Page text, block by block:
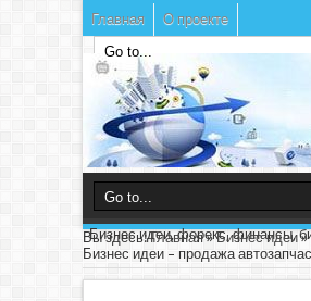
Главная О проекте
Бизнес идеи, форекс, финансы,
Вы здесь:Главная»Бизнес идеи»
Бизнес идеи – продажа